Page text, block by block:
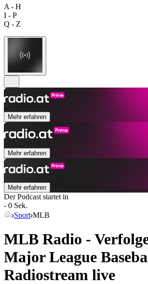
A - H
I - P
Q - Z
Mehr erfahren
Mehr erfahren
Mehr erfahren
Der Podcast startet in
- 0 Sek.
Sport MLB
MLB Radio -
Major League
Radiostream live